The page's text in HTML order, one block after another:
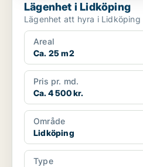
Lägenhet i Lidköping
Areal
Ca. 25 m2
Pris pr. md.
Ca. 4 500 kr.
Område
Lidköping
Type